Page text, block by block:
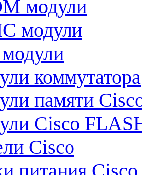
модули
модули
коммутатора
памяти
Cisco
Cisco
питания Cisco